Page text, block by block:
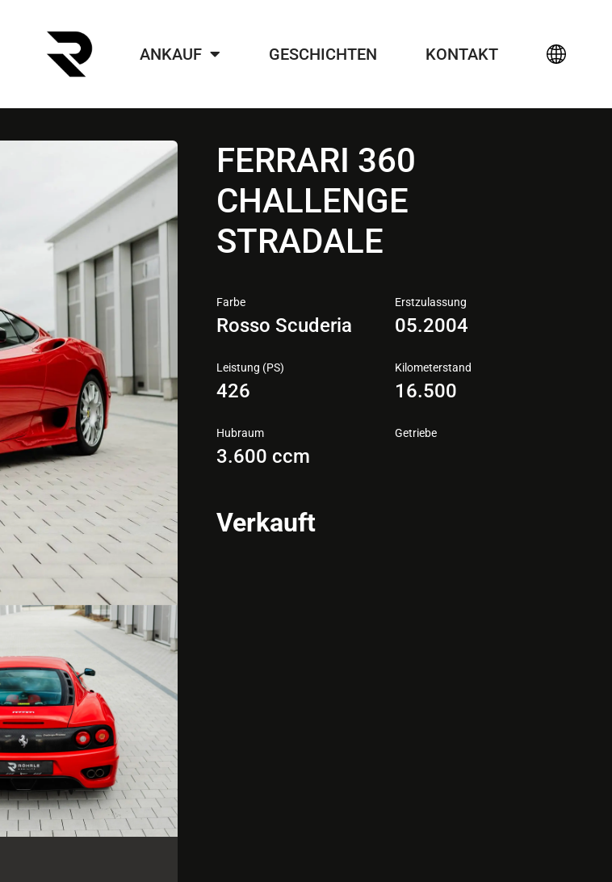
ANKAUF GESCHICHTEN KONTAKT
Farbe
Rosso Scuderia
Leistung (PS)
426
Hubraum
3.600 ccm
Erstzulassung
05.2004
Kilometerstand
16.500
Getriebe
FERRARI 360
CHALLENGE
STRADALE
Verkauft